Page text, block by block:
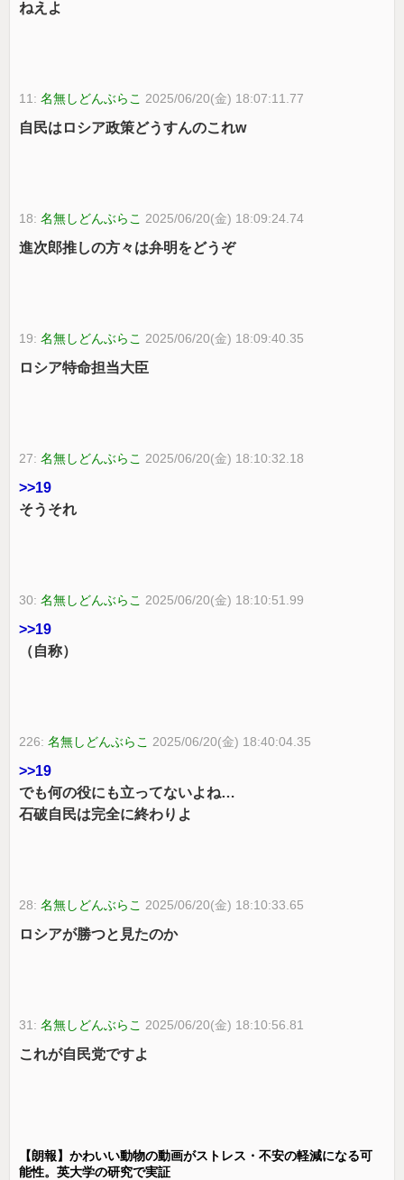
ねえよ
11:名無しどんぶらこ 2025/06/20(金) 18:07:11.77
自民はロシア政策どうすんのこれw
18:名無しどんぶらこ 2025/06/20(金) 18:09:24.74
進次郎推しの方々は弁明をどうぞ
19:名無しどんぶらこ 2025/06/20(金) 18:09:40.35
ロシア特命担当大臣
27:名無しどんぶらこ 2025/06/20(金) 18:10:32.18
>>19
そうそれ
30:名無しどんぶらこ 2025/06/20(金) 18:10:51.99
>>19
（自称）
226:名無しどんぶらこ 2025/06/20(金) 18:40:04.35
>>19
でも何の役にも立ってないよね…
石破自民は完全に終わりよ
28:名無しどんぶらこ 2025/06/20(金) 18:10:33.65
ロシアが勝つと見たのか
31:名無しどんぶらこ 2025/06/20(金) 18:10:56.81
これが自民党ですよ
【朗報】かわいい動物の動画がストレス・不安の軽減になる可
能性。英大学の研究で実証